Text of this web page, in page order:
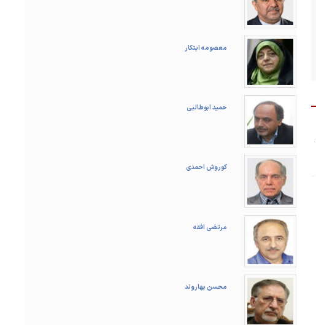
معصومه ابتکار
حمید ابوطالبی
کوروش احمدی
مرتضی افقه
محسن بهاروند